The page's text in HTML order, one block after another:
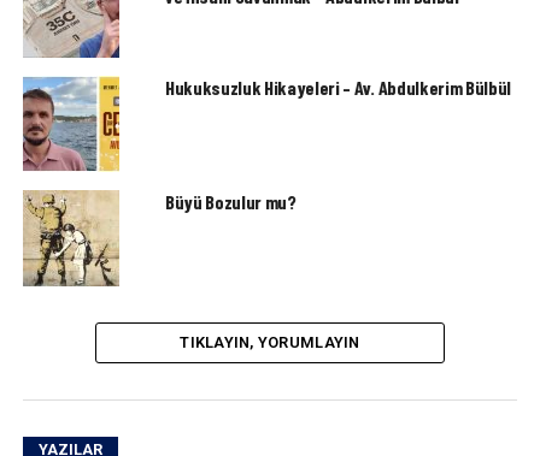
Hukuksuzluk Hikayeleri – Av. Abdulkerim Bülbül
Büyü Bozulur mu?
TIKLAYIN, YORUMLAYIN
YAZILAR